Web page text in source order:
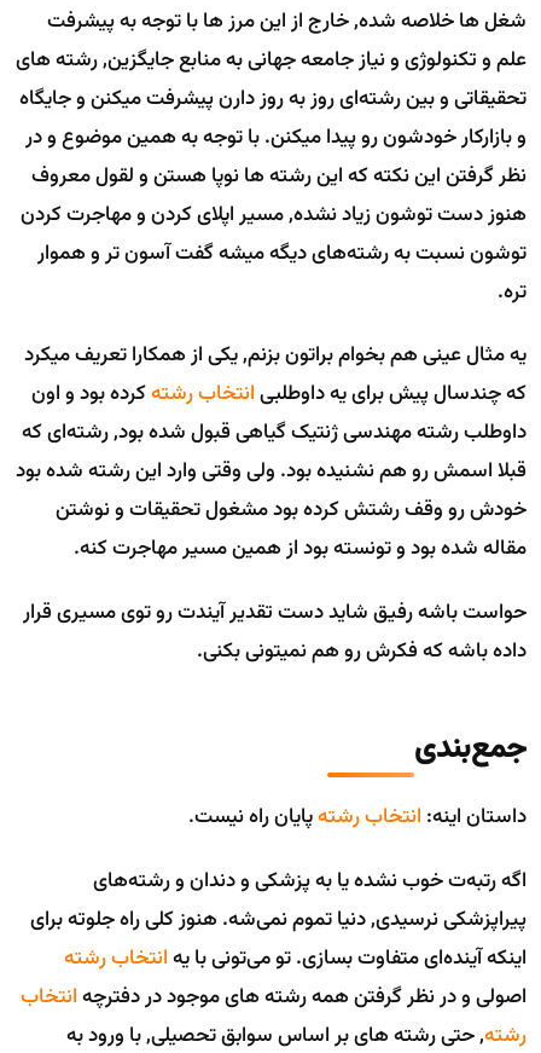
شغل ها خلاصه شده, خارج از این مرز ها با توجه به پیشرفت
علم و تکنولوژی و نیاز جامعه جهانی به منابع جایگزین, رشته های
تحقیقاتی و بین رشته‌ای روز به روز دارن پیشرفت میکنن و جایگاه
و بازارکار خودشون رو پیدا میکنن. با توجه به همین موضوع و در
نظر گرفتن این نکته که این رشته ها نوپا هستن و لقول معروف
هنوز دست توشون زیاد نشده, مسیر اپلای کردن و مهاجرت کردن
توشون نسبت به رشته‌های دیگه میشه گفت آسون تر و هموار
تره.
یه مثال عینی هم بخوام براتون بزنم, یکی از همکارا تعریف میکرد
که چندسال پیش برای یه داوطلبیانتخاب رشتهکرده بود و اون
داوطلب رشته مهندسی ژنتیک گیاهی قبول شده بود, رشته‌ای که
قبلا اسمش رو هم نشنیده بود. ولی وقتی وارد این رشته شده بود
خودش رو وقف رشتش کرده بود مشغول تحقیقات و نوشتن
مقاله شده بود و تونسته بود از همین مسیر مهاجرت کنه.
حواست باشه رفیق شاید دست تقدیر آیندت رو توی مسیری قرار
داده باشه که فکرش رو هم نمیتونی بکنی.
جمع‌بندی
داستان اینه: انتخاب رشتهپایان راه نیست.
اگه رتبه‌ت خوب نشده یا به پزشکی و دندان و رشته‌های
پیراپزشکی نرسیدی, دنیا تموم نمی‌شه. هنوز کلی راه جلوته برای
اینکه آینده‌ای متفاوت بسازی. تو می‌تونی با یهانتخاب رشته
اصولی و در نظر گرفتن همه رشته های موجود در دفترچهانتخاب
رشته, حتی رشته های‌ بر اساس سوابق تحصیلی, با ورود به